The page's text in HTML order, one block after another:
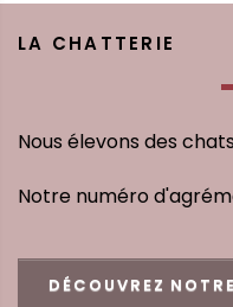
LA CHATTERIE
Nous élevons des
Notre numéro
DÉCOUVREZ